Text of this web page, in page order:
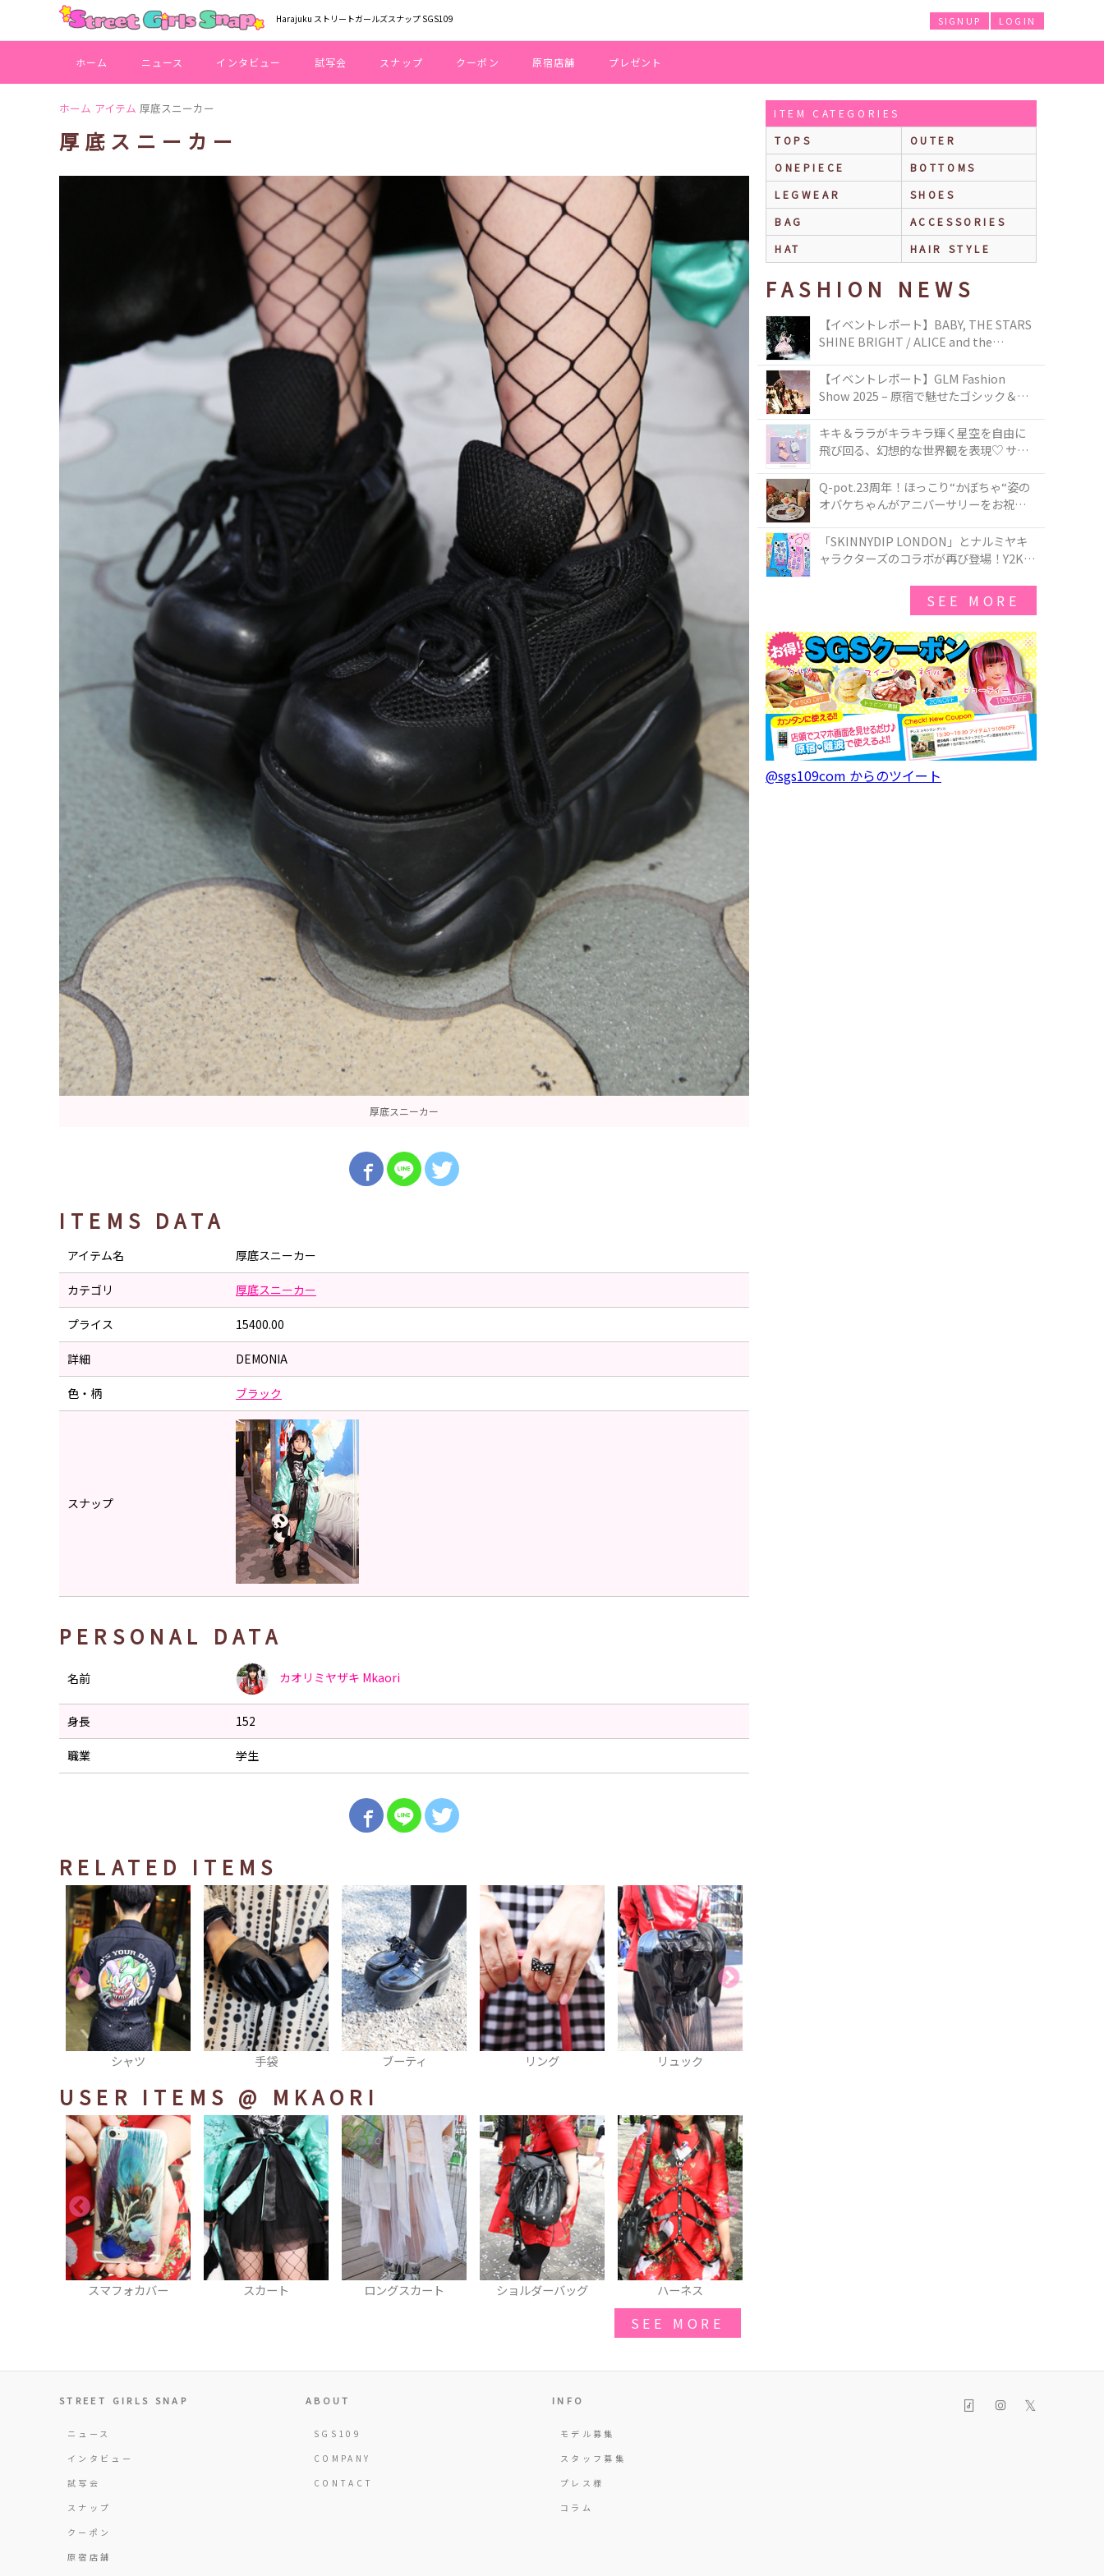
Harajuku ストリートガールズスナップ SGS109 LOGIN
SIGNUP
ホーム ニュース インタビュー 試写会 スナップ クーポン 原宿店舗 プレゼント
ホーム アイテム 厚底スニーカー
厚底スニーカー
厚底スニーカー
ITEMS DATA
アイテム名 厚底スニーカー
カテゴリ 厚底スニーカー
プライス 15400.00
詳細 DEMONIA
色・柄 ブラック
スナップ
PERSONAL DATA
名前 カオリミヤザキ Mkaori
身長 152
職業 学生
RELATED ITEMS
手袋 ブーティ リング リュック リュック
USER ITEMS @ MKAORI
スカート ロングスカート ショルダーバッグ ハーネス 厚底スニーカー
SEE MORE
ITEM CATEGORIES
TOPS
OUTER
ONEPIECE
BOTTOMS
LEGWEAR
SHOES
BAG
ACCESSORIES
HAT
HAIR STYLE
FASHION NEWS
【イベントレポート】BABY, THE STARS
SHINE BRIGHT / ALICE and the
TOKYO
【イベントレポート】GLM Fashion
Show 2025 – 原宿で魅せたゴシック＆ロ
キキ＆ララがキラキラ輝く星空を自由に
飛び回る、幻想的な世界観を表現♡ サマ
50周年アニバーサリーイヤー』を記念し
たコレクションが登場
Q-pot.23周年！ほっこり“かぼちゃ“姿の
オバケちゃんがアニバーサリーをお祝い
ー」が新発売！Q-pot CAFE.では「かぼち
ゃのオバケーキプレート」も登場
「SKINNYDIP LONDON」とナルミヤキ
ャラクターズのコラボが再び登場！Y2Kム
SEE MORE
@sgs109com からのツイート
STREET GIRLS SNAP
ニュース
インタビュー
試写会
スナップ
クーポン
原宿店舗
ABOUT
SGS109
COMPANY
CONTACT
INFO
モデル募集
スタッフ募集
プレス様
コラム
𝕏